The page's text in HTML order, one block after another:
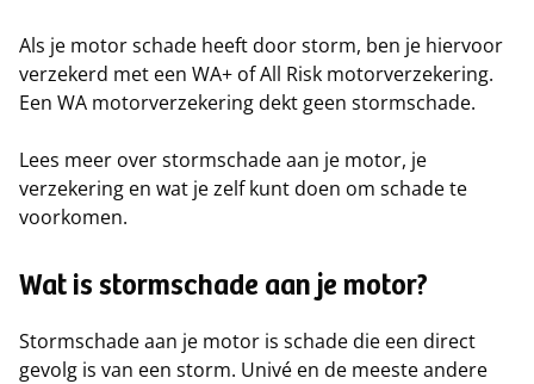
Als je motor schade heeft door storm, ben je hiervoor
verzekerd met een WA+ of All Risk motorverzekering.
Een WA motorverzekering dekt geen stormschade.
Lees meer over stormschade aan je motor, je
verzekering en wat je zelf kunt doen om schade te
voorkomen.
Wat is stormschade aan je motor?
Stormschade aan je motor is schade die een direct
gevolg is van een storm. Univé en de meeste andere